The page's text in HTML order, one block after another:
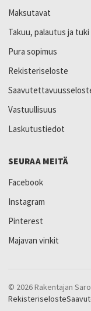
Maksutavat
Takuu, palautus ja tuki
Pura sopimus
Rekisteriseloste
Vastuullisuus
Laskutustiedot
SEURAA MEITÄ
Facebook
Instagram
Pinterest
Majavan vinkit
© 2026 Rakentajan
Rekisteriseloste